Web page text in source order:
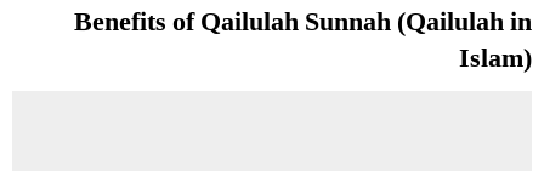
Benefits of Qailulah Sunnah (Qailulah in
Islam)